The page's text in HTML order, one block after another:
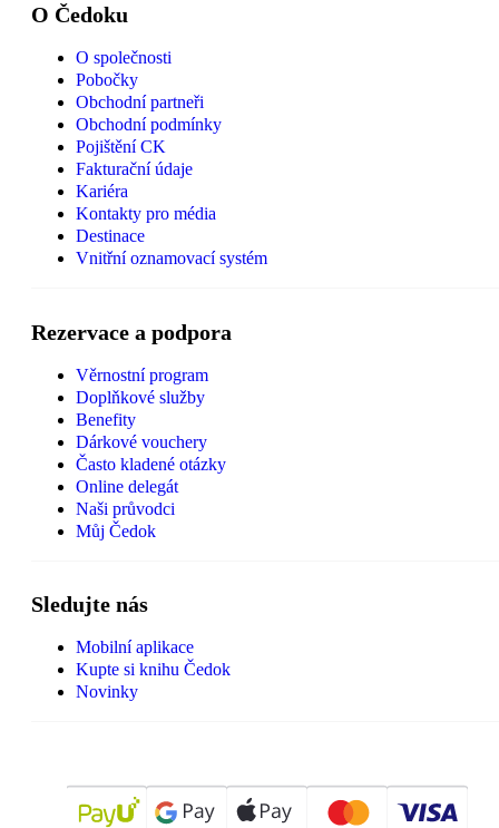
O Čedoku
O společnosti
Pobočky
Obchodní partneři
Obchodní podmínky
Pojištění CK
Fakturační údaje
Kariéra
Kontakty pro média
Destinace
Vnitřní oznamovací systém
Rezervace a podpora
Věrnostní program
Doplňkové služby
Benefity
Dárkové vouchery
Často kladené otázky
Online delegát
Naši průvodci
Můj Čedok
Sledujte nás
Mobilní aplikace
Kupte si knihu Čedok
Novinky